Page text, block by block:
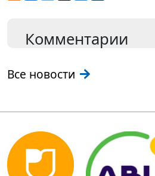
Комментарии
Все новости